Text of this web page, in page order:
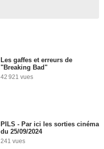
Les gaffes et erreurs de
"Breaking Bad"
42 921 vues
PILS - Par ici les sorties cinéma
du 25/09/2024
241 vues